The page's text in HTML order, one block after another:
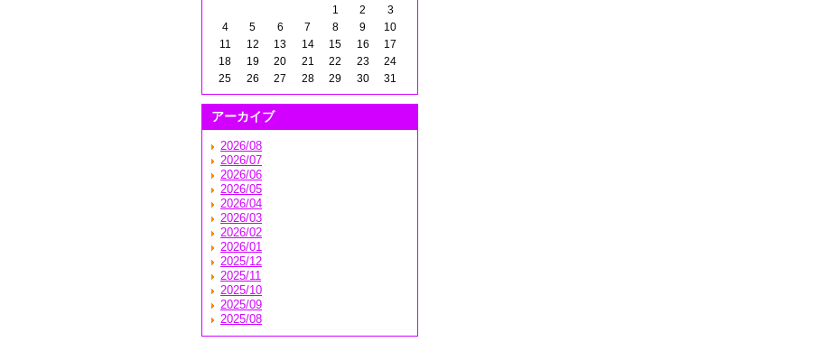
1
2
3
4
5 6 7 8 9
10
11
12 13 14 15 16
17
18
19 20 21 22 23
24
25
26 27 28 29 30 31
アーカイブ
2026/08
2026/07
2026/06
2026/05
2026/04
2026/03
2026/02
2026/01
2025/12
2025/11
2025/10
2025/09
2025/08